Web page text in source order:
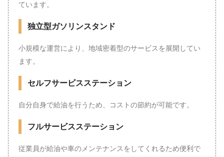
ています。
独立型ガソリンスタンド
小規模な運営により、地域密着型のサービスを展開してい
ます。
セルフサービスステーション
自分自身で給油を行うため、コストの節約が可能です。
フルサービスステーション
従業員が給油や車のメンテナンスをしてくれるため便利で